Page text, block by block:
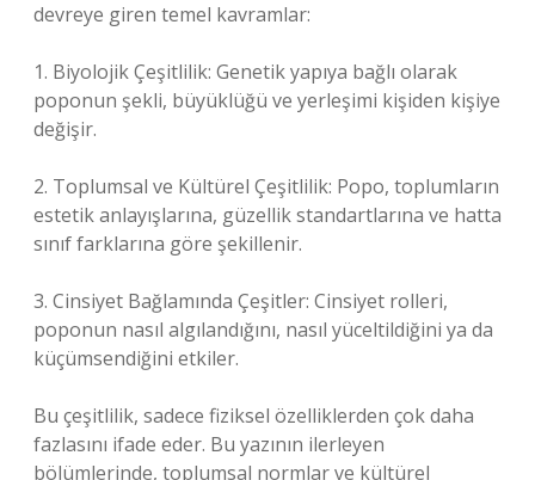
devreye giren temel kavramlar:
1. Biyolojik Çeşitlilik: Genetik yapıya bağlı olarak
poponun şekli, büyüklüğü ve yerleşimi kişiden kişiye
değişir.
2. Toplumsal ve Kültürel Çeşitlilik: Popo, toplumların
estetik anlayışlarına, güzellik standartlarına ve hatta
sınıf farklarına göre şekillenir.
3. Cinsiyet Bağlamında Çeşitler: Cinsiyet rolleri,
poponun nasıl algılandığını, nasıl yüceltildiğini ya da
küçümsendiğini etkiler.
Bu çeşitlilik, sadece fiziksel özelliklerden çok daha
fazlasını ifade eder. Bu yazının ilerleyen
bölümlerinde, toplumsal normlar ve kültürel